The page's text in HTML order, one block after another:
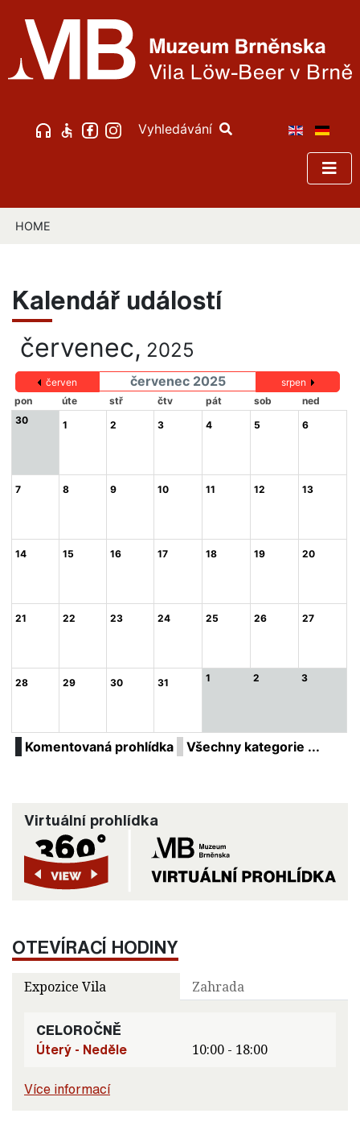
Vyhledávání
HOME
Kalendář událostí
červenec, 2025
červen červenec 2025
srpen
pon
úte stř čtv pát sob
ned
30
1 2 3 4 5 6
7 8 9 10 11 12 13
14 15 16 17 18 19 20
21 22 23 24 25 26 27
28 29 30 31 1 2 3
Komentovaná prohlídka Všechny kategorie ...
Virtuální prohlídka
OTEVÍRACÍ HODINY
Expozice Vila Zahrada
CELOROČNĚ
Úterý - Neděle
10:00 - 18:00
Více informací